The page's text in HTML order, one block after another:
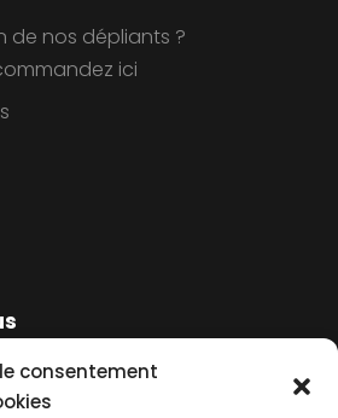
consentement
de nos dépliants ?
ici